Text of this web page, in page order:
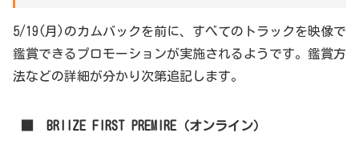
5/19(月)のカムバックを前に、すべてのトラックを映像で
鑑賞できるプロモーションが実施されるようです。鑑賞方
法などの詳細が分かり次第追記します。
■ BRIIZE FIRST PREMIRE（オンライン）